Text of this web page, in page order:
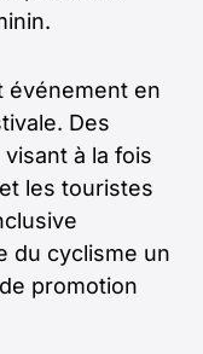
événement en
Des
à la fois
les touristes
du cyclisme un
promotion